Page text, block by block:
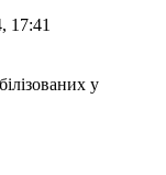
17:41